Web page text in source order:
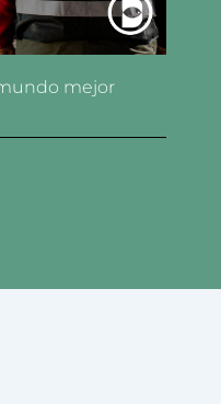
mejor